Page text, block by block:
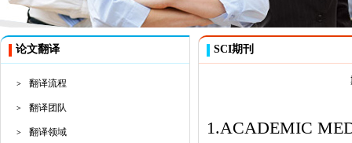
论文翻译
> 翻译流程
> 翻译团队
> 翻译领域
SCI期刊
1.ACADEMIC